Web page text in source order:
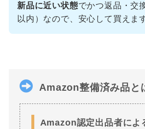
新品に近い状態でかつ返品・交
以内）なので、安心して買えま
Amazon整備済み品と
Amazon認定出品者によ